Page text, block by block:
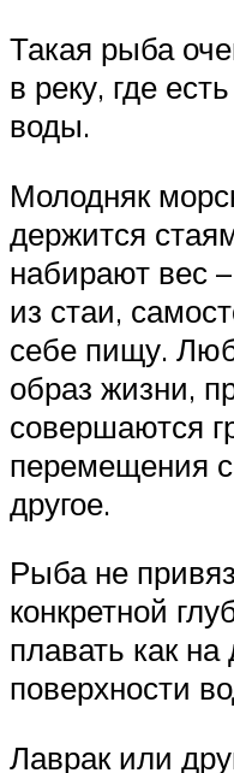
Такая рыба
в реку, где
воды.
Молодняк
держится
набирают вес
из стаи,
себе пищу.
образ жизни,
совершаются
перемещения
другое.
Рыба не
конкретной
плавать как на
поверхности
Лаврак или